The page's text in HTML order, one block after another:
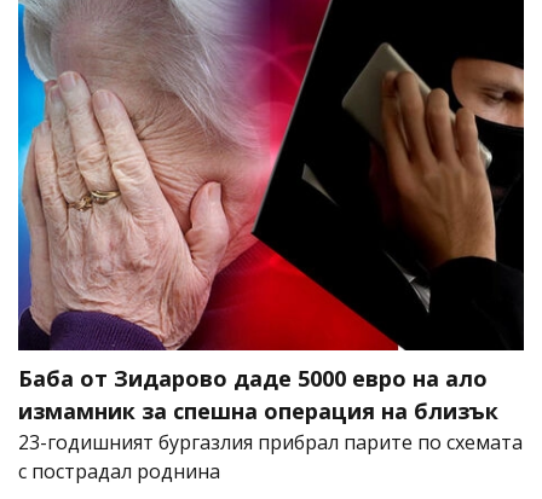
Баба от Зидарово даде 5000 евро на ало
измамник за спешна операция на близък
23-годишният бургазлия прибрал парите по схемата
с пострадал роднина